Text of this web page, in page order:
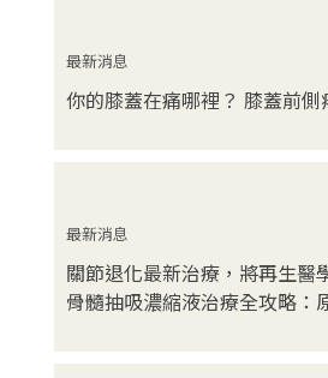
最新消息
你的膝蓋在痛哪裡？ 膝蓋前側
最新消息
關節退化最新治療，將再生醫
骨髓抽吸濃縮液治療全攻略：